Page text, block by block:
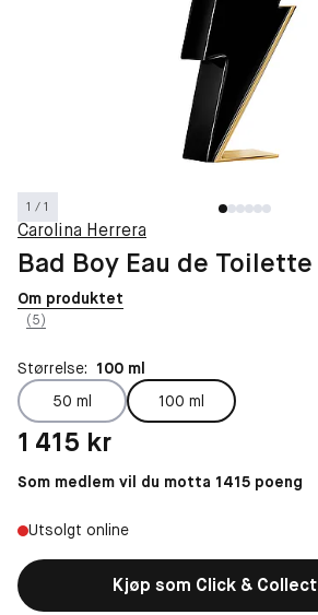
1 / 1
Carolina Herrera
Bad Boy Eau de Toilette
Om produktet
(5)
Størrelse: 100 ml
50 ml
100 ml
Pris: 1 415 kr
1 415 kr
Som medlem vil du motta 1415 poeng
Utsolgt online
Kjøp som Click & Collect